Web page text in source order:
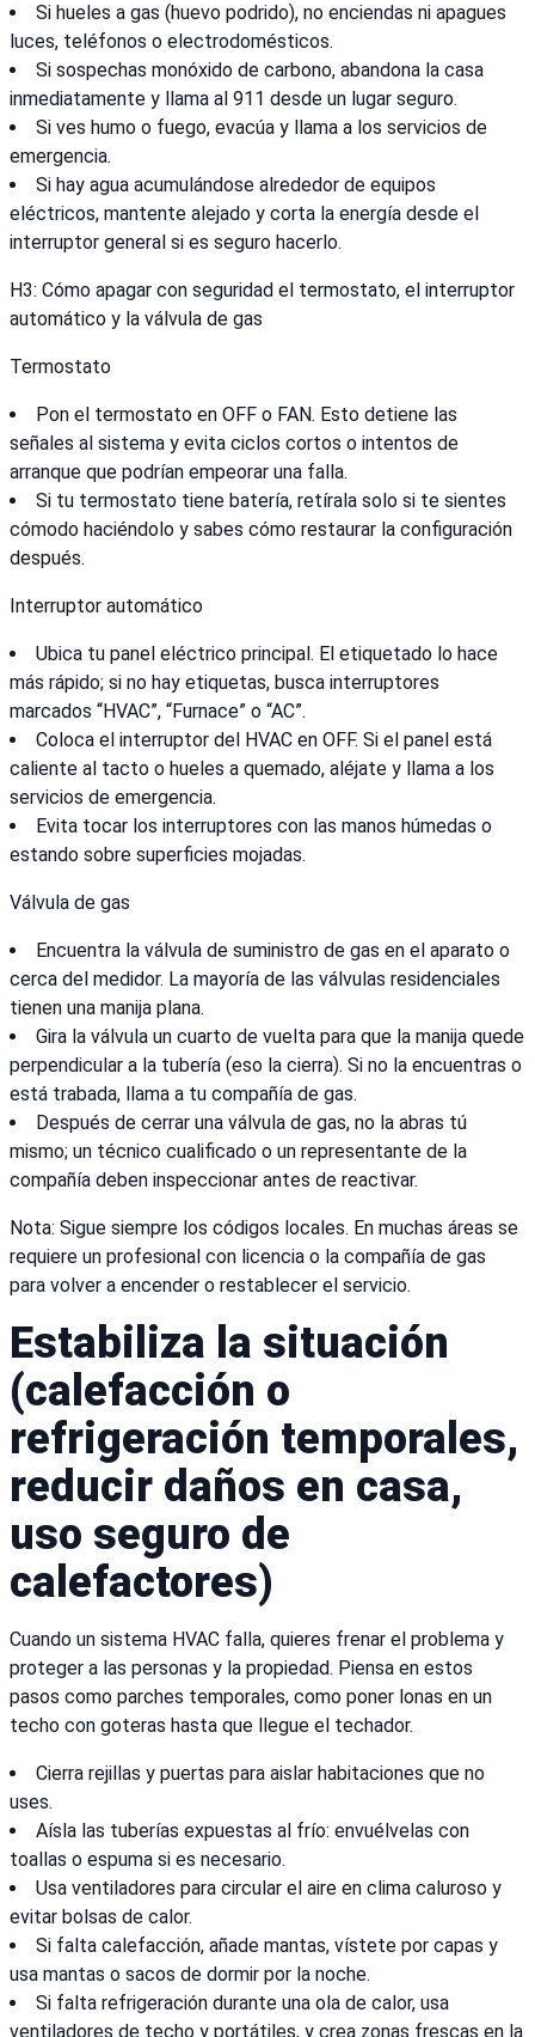
Si hueles a gas (huevo podrido), no enciendas ni apagues
luces, teléfonos o electrodomésticos.
Si sospechas monóxido de carbono, abandona la casa
inmediatamente y llama al 911 desde un lugar seguro.
Si ves humo o fuego, evacúa y llama a los servicios de
emergencia.
Si hay agua acumulándose alrededor de equipos
eléctricos, mantente alejado y corta la energía desde el
interruptor general si es seguro hacerlo.
H3: Cómo apagar con seguridad el termostato, el interruptor
automático y la válvula de gas
Termostato
Pon el termostato en OFF o FAN. Esto detiene las
señales al sistema y evita ciclos cortos o intentos de
arranque que podrían empeorar una falla.
Si tu termostato tiene batería, retírala solo si te sientes
cómodo haciéndolo y sabes cómo restaurar la configuración
después.
Interruptor automático
Ubica tu panel eléctrico principal. El etiquetado lo hace
más rápido; si no hay etiquetas, busca interruptores
marcados “HVAC”, “Furnace” o “AC”.
Coloca el interruptor del HVAC en OFF. Si el panel está
caliente al tacto o hueles a quemado, aléjate y llama a los
servicios de emergencia.
Evita tocar los interruptores con las manos húmedas o
estando sobre superficies mojadas.
Válvula de gas
Encuentra la válvula de suministro de gas en el aparato o
cerca del medidor. La mayoría de las válvulas residenciales
tienen una manija plana.
Gira la válvula un cuarto de vuelta para que la manija quede
perpendicular a la tubería (eso la cierra). Si no la encuentras o
está trabada, llama a tu compañía de gas.
Después de cerrar una válvula de gas, no la abras tú
mismo; un técnico cualificado o un representante de la
compañía deben inspeccionar antes de reactivar.
Nota: Sigue siempre los códigos locales. En muchas áreas se
requiere un profesional con licencia o la compañía de gas
para volver a encender o restablecer el servicio.
Estabiliza la situación
(calefacción o
refrigeración temporales,
reducir daños en casa,
uso seguro de
calefactores)
Cuando un sistema HVAC falla, quieres frenar el problema y
proteger a las personas y la propiedad. Piensa en estos
pasos como parches temporales, como poner lonas en un
techo con goteras hasta que llegue el techador.
Cierra rejillas y puertas para aislar habitaciones que no
uses.
Aísla las tuberías expuestas al frío: envuélvelas con
toallas o espuma si es necesario.
Usa ventiladores para circular el aire en clima caluroso y
evitar bolsas de calor.
Si falta calefacción, añade mantas, vístete por capas y
usa mantas o sacos de dormir por la noche.
Si falta refrigeración durante una ola de calor, usa
ventiladores de techo y portátiles, y crea zonas frescas en la